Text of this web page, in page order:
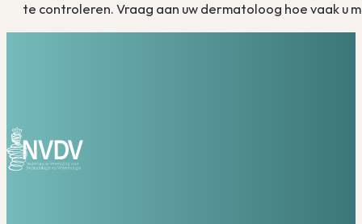
te controleren. Vraag aan uw dermatoloog hoe vaak u